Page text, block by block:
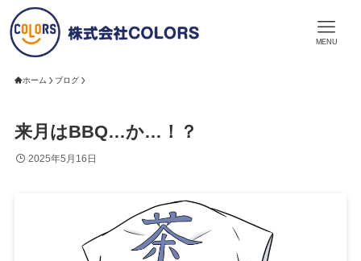
MENU
ホーム ブログ
来月はBBQ…か…！？
2025年5月16日